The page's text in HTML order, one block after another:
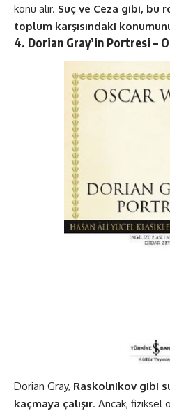
konu alır. Suç ve Ceza gibi, bu
toplum karşısındaki
4. Dorian Gray’in Portresi –
Dorian Gray, Raskolnikov gibi
kaçmaya çalışır. Ancak, fiziksel